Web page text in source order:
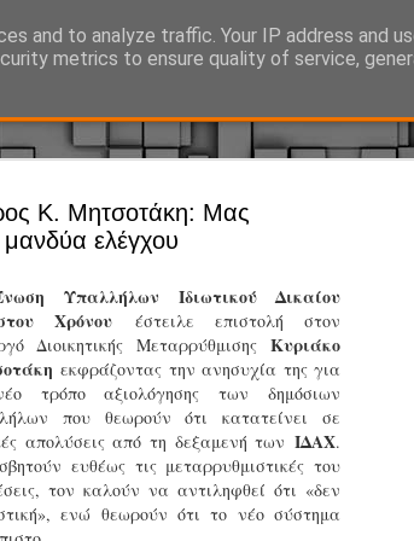
Κ. Μητσοτάκη: Μας
ελέγχου
Υπαλλήλων Ιδιωτικού Δικαίου
Χρόνου έστειλε επιστολή στον
Διοικητικής Μεταρρύθμισης Κυριάκο
εκφράζοντας την ανησυχία της για
τρόπο αξιολόγησης των δημόσιων
που θεωρούν ότι κατατείνει σε
απολύσεις από τη δεξαμενή των ΙΔΑΧ.
ευθέως τις μεταρρυθμιστικές του
τον καλούν να αντιληφθεί ότι «δεν
ενώ θεωρούν ότι το νέο σύστημα
and to analyze traffic. Your IP address and
metrics to ensure quality of service,
από τη Δημοτική Αστυνομία, την τοπική
JUL
Ξεκινά επίσημα η
Η Δημοτική Αστυνομία
καθώς από την 1η
επιχειρησιακή
παρουσία του Δήμου
χώρους.